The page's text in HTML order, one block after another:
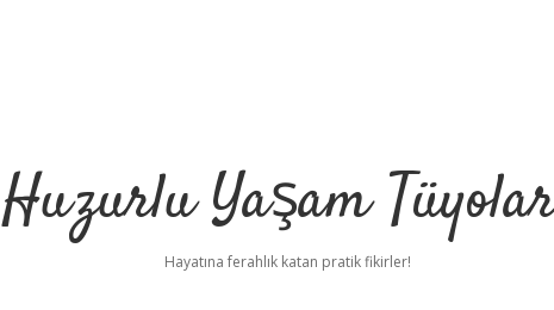
Huzurlu Yaşam
Hayatına ferahlık katan pratik fikirler!